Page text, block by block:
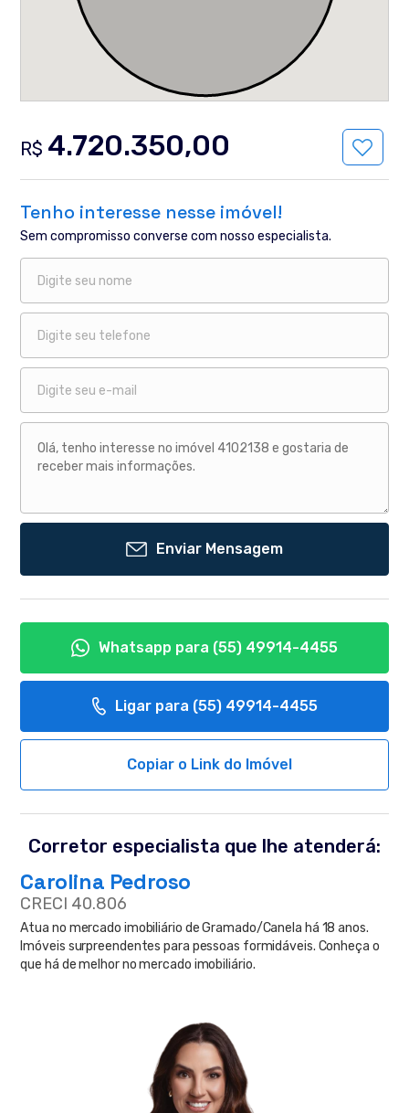
R$ 4.720.350,00
Tenho interesse nesse imóvel!
Sem compromisso converse com nosso especialista.
Enviar Mensagem
Whatsapp para (55) 49914-4455
Ligar para (55) 49914-4455
Copiar o Link do Imóvel
Corretor especialista que lhe atenderá:
Carolina Pedroso
CRECI 40.806
Atua no mercado imobiliário de Gramado/Canela há 18 anos.
Imóveis surpreendentes para pessoas formidáveis. Conheça o
que há de melhor no mercado imobiliário.